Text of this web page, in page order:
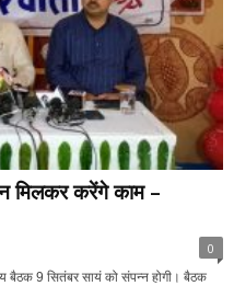
मिलकर करेंगे काम –
0
बैठक 9 सितंबर सायं को संपन्न होगी। बैठक